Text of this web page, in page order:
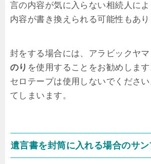
言の内容が気に入らない相続人に
内容が書き換えられる可能性もあり
封をする場合には、アラビックヤ
のり を使用することをお勧めしま
セロテープは使用しないでくださ
てしまいます。
遺言書を封筒に入れる場合のサン